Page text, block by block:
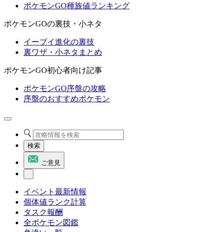
ポケモンGO種族値ランキング
ポケモンGOの裏技・小ネタ
イーブイ進化の裏技
裏ワザ・小ネタまとめ
ポケモンGO初心者向け記事
ポケモンGO序盤の攻略
序盤のおすすめポケモン
検索
ご意見
イベント最新情報
個体値ランク計算
タスク報酬
全ポケモン図鑑